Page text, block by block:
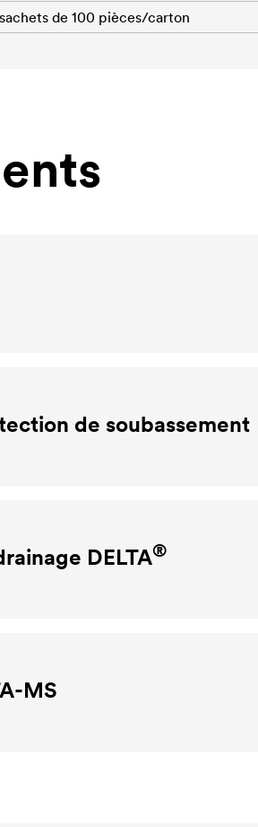
de 100 pièces/carton
de soubassement
DELTA®
-MS